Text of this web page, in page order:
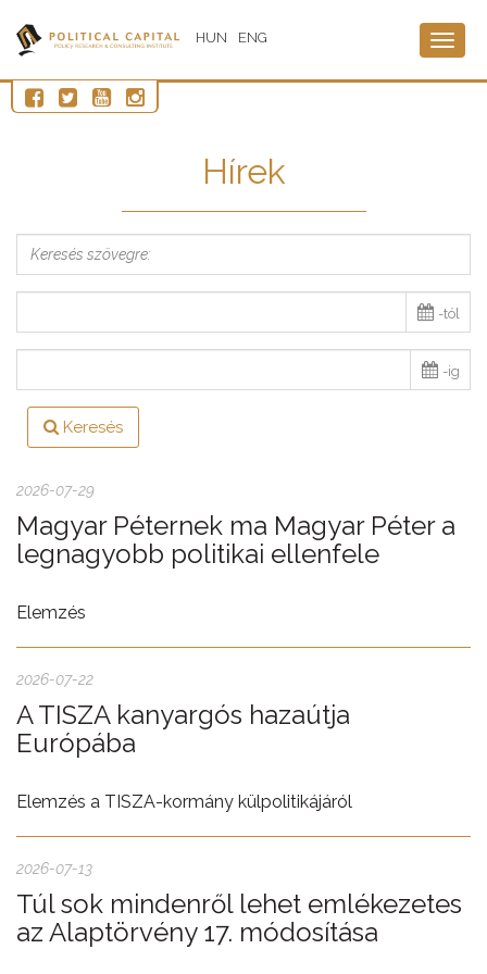
HUN ENG
Hírek
-tól
-ig
Keresés
2026-07-29
Magyar Péternek ma Magyar Péter a
legnagyobb politikai ellenfele
Elemzés
2026-07-22
A TISZA kanyargós hazaútja
Európába
Elemzés a TISZA-kormány külpolitikájáról
2026-07-13
Túl sok mindenről lehet emlékezetes
az Alaptörvény 17. módosítása